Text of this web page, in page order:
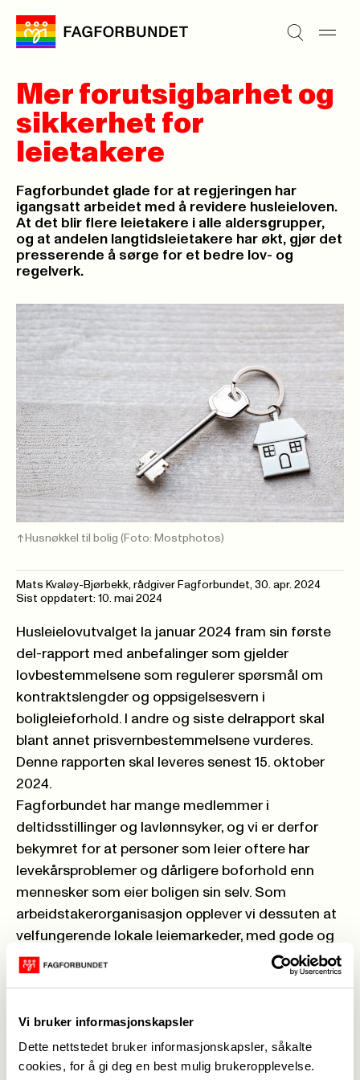
Vi bruker informasjonskapsler
Dette nettstedet bruker informasjonskapsler, såkalte
cookies, for å gi deg en best mulig brukeropplevelse.
Mer forutsigbarhet og
sikkerhet for
leietakere
Fagforbundet glade for at regjeringen har
igangsatt arbeidet med å revidere husleieloven.
At det blir flere leietakere i alle aldersgrupper,
og at andelen langtidsleietakere har økt, gjør det
presserende å sørge for et bedre lov- og
regelverk.
Husnøkkel til bolig (Foto: Mostphotos)
Mats Kvaløy-Bjørbekk, rådgiver Fagforbundet, 30. apr. 2024
Sist oppdatert: 10. mai 2024
Husleielovutvalget la januar 2024 fram sin første
del-rapport med anbefalinger som gjelder
lovbestemmelsene som regulerer spørsmål om
kontraktslengder og oppsigelsesvern i
boligleieforhold. I andre og siste delrapport skal
blant annet prisvernbestemmelsene vurderes.
Denne rapporten skal leveres senest 15. oktober
2024.
Fagforbundet har mange medlemmer i
deltidsstillinger og lavlønnsyker, og vi er derfor
bekymret for at personer som leier oftere har
levekårsproblemer og dårligere boforhold enn
mennesker som eier boligen sin selv. Som
arbeidstakerorganisasjon opplever vi dessuten at
velfungerende lokale leiemarkeder, med gode og
forutsigbare leieforhold, har betydning for å kunne
rekruttere og beholde personell i helse-, oppvekst
Det er derfor viktig og riktig at revisjonsarbeidet
har en såtydelig mandatforpliktelseom å bidra til
reelt styrkede rettigheter og grunnleggende